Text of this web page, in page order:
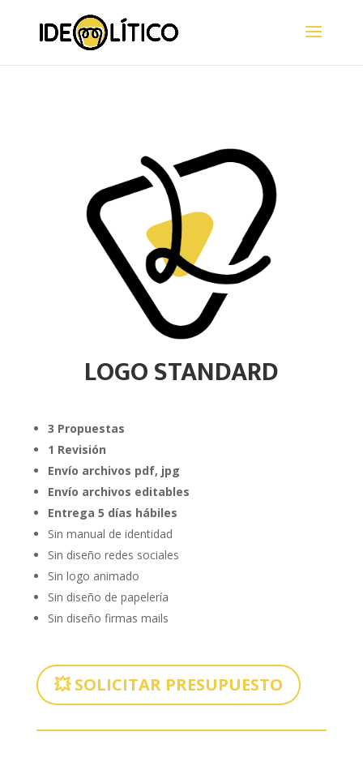
LOGO STANDARD
3 Propuestas
1 Revisión
Envío archivos pdf, jpg
Envío archivos editables
Entrega 5 días hábiles
Sin manual de identidad
Sin diseño redes sociales
Sin logo animado
Sin diseño de papelería
Sin diseño firmas mails
💥 SOLICITAR PRESUPUESTO